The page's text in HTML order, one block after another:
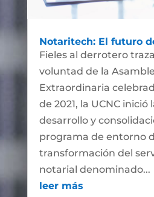
Notaritech: El futuro
Fieles al derrotero
voluntad de la
Extraordinaria
de 2021, la UCNC inició
desarrollo y
programa de entorno
transformación del
notarial denominado...
leer más